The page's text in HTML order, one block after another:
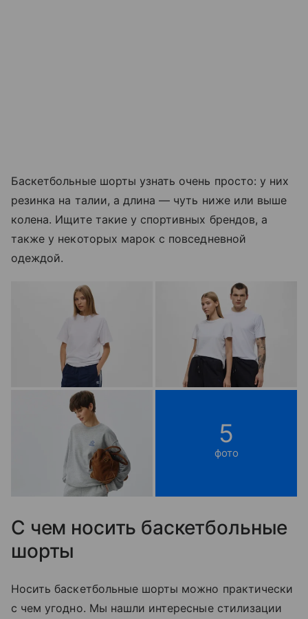
Баскетбольные шорты узнать очень просто: у них
резинка на талии, а длина — чуть ниже или выше
колена. Ищите такие у спортивных брендов, а
также у некоторых марок с повседневной
одеждой.
5
фото
С чем носить баскетбольные
шорты
Носить баскетбольные шорты можно практически
с чем угодно. Мы нашли интересные стилизации